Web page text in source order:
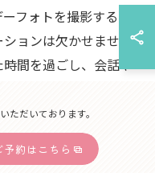
フォトを撮影する
ョンは欠かせませ
間を過ごし、会話や
しましょう。例え
思い出話をしたり、
とで、場の雰囲気を
しい音楽をかけなが
だいております。
予約はこちら